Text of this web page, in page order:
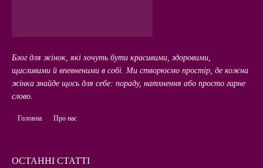
Блог для жінок, які хочуть бути красивими, здоровими,
щасливими й впевненими в собі. Ми створюємо простір, де кожна
жінка знайде щось для себе: пораду, натхнення або просто гарне
слово.
Головна Про нас
ОСТАННІ СТАТТІ